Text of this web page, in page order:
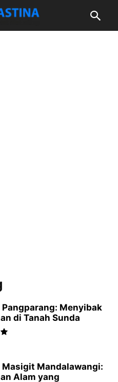
Menyibak
di Tanah Sunda
Masigit Mandalawangi:
Alam yang